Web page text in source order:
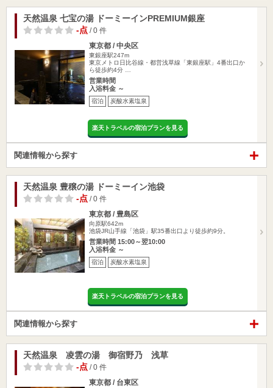
天然温泉 七宝の湯 ドーミーインPREMIUM銀座
-点 / 0 件
東京都 / 中央区
東銀座駅247m
東京メトロ日比谷線・都営浅草線「東銀座駅」4番出口か
ら徒歩約4分 …
営業時間
入浴料金 ～
宿泊 炭酸水素塩泉
楽天トラベルの宿泊プランを見る
関連情報から探す
天然温泉 豊穣の湯 ドーミーイン池袋
-点 / 0 件
東京都 / 豊島区
向原駅642m
池袋JR山手線「池袋」駅35番出口より徒歩約9分。
営業時間 15:00～翌10:00
入浴料金 ～
宿泊 炭酸水素塩泉
楽天トラベルの宿泊プランを見る
関連情報から探す
天然温泉 凌雲の湯 御宿野乃 浅草
-点 / 0 件
東京都 / 台東区